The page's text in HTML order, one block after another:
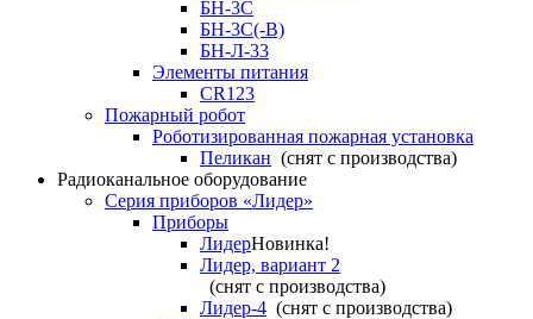
БН-3С
БН-3С(-В)
БН-Л-33
Элементы питания
CR123
Пожарный робот
Роботизированная пожарная установка
Пеликан (снят с производства)
Радиоканальное оборудование
Серия приборов «Лидер»
Приборы
ЛидерНовинка!
Лидер, вариант 2
(снят с производства)
Лидер-4 (снят с производства)